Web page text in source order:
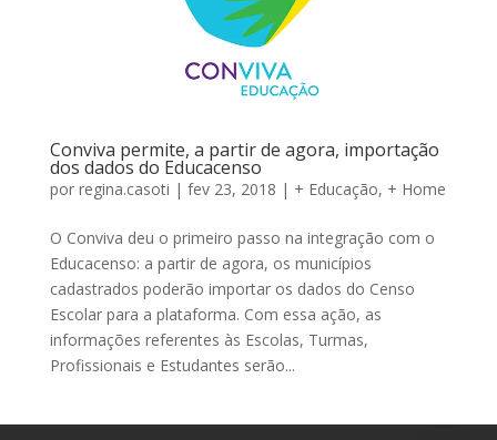
Conviva permite, a partir de agora, importação
dos dados do Educacenso
por regina.casoti | fev 23, 2018 | + Educação, + Home
O Conviva deu o primeiro passo na integração com o
Educacenso: a partir de agora, os municípios
cadastrados poderão importar os dados do Censo
Escolar para a plataforma. Com essa ação, as
informações referentes às Escolas, Turmas,
Profissionais e Estudantes serão...